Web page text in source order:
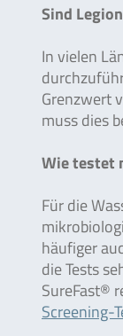
Sind
In vielen
Grenzwert
muss dies
Wie testet
Für die
häufiger
die Tests
SureFast®
Screening-